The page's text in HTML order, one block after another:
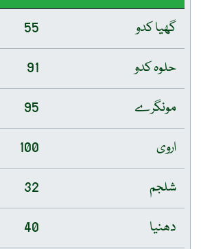
گھیا کدو
55
حلوہ کدو
91
مونگرے
95
اروی
100
شلجم
32
دھنیا
40